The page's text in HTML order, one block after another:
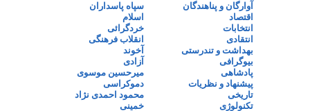
آوارگان و پناهندگان
اقتصاد
انتخابات
انتقادی
بهداشت و تندرستی
بیوگرافی
پادشاهی
پیشنهاد و نظریات
تاریخی
تکنولوژی
سپاه پاسداران
اسلام
خردگرائی
انقلاب فرهنگی
آخوند
آزادی
میرحسین موسوی
دموکراسی
محمود احمدی نژاد
خمینی